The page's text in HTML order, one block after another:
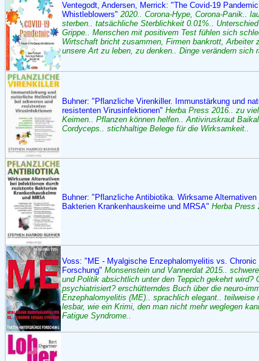
Ventegodt, Andersen, Merrick: "The Covid-19
Whistleblowers" 2020.. Corona-Hype, Corona-Panik..
sterben.. tatsächliche Sterblichkeit 0.01%..
Grippe.. Menschen mit positivem Test fühlen sich
Wirtschaft bricht zusammen, Firmen bankrott, Arbeiter
unsere Art zu leben, zu denken.. Dinge verändern sich
Buhner: "Pflanzliche Virenkiller. Immunstärkung und
resistenten Virusinfektionen" Herba Press 2016.. zu
Keimen.. Pflanzen können helfen.. Antiviruskraut
Cordyceps.. stichhaltige Belege für die Wirksamkeit..
Buhner: "Pflanzliche Antibiotika. Wirksame
Bakterien Krankenhauskeime und MRSA" Herba Press
Voss: "ME - Myalgische Enzephalomyelitis vs.
Forschung" Monsenstein und Vannerdat 2015..
und Politik absichtlich unter den Teppich gekehrt wird?
psychiatrisiert? erschütterndes Buch über die neuro-
Enzephalomyelitis (ME).. sprachlich elegant..
lesbar, wie ein Krimi, den man nicht mehr weglegen
Fatigue Syndrome..